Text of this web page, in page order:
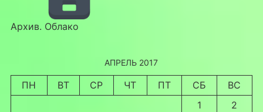
Архив. Облако
АПРЕЛЬ 2017
ПН ВТ СР ЧТ ПТ СБ
ВС
1
2